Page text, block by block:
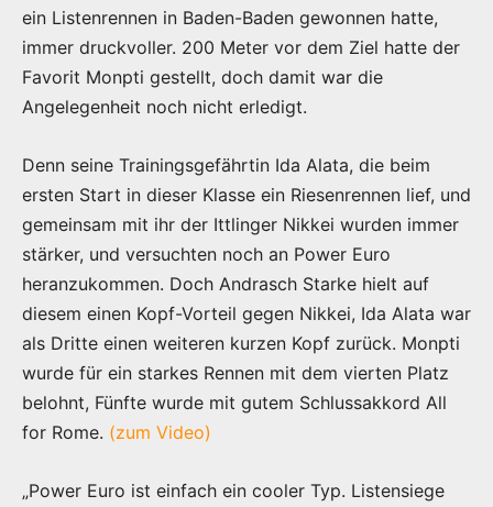
ein Listenrennen in Baden-Baden gewonnen hatte,
immer druckvoller. 200 Meter vor dem Ziel hatte der
Favorit Monpti gestellt, doch damit war die
Angelegenheit noch nicht erledigt.
Denn seine Trainingsgefährtin Ida Alata, die beim
ersten Start in dieser Klasse ein Riesenrennen lief, und
gemeinsam mit ihr der Ittlinger Nikkei wurden immer
stärker, und versuchten noch an Power Euro
heranzukommen. Doch Andrasch Starke hielt auf
diesem einen Kopf-Vorteil gegen Nikkei, Ida Alata war
als Dritte einen weiteren kurzen Kopf zurück. Monpti
wurde für ein starkes Rennen mit dem vierten Platz
belohnt, Fünfte wurde mit gutem Schlussakkord All
for Rome. (zum Video)
„Power Euro ist einfach ein cooler Typ. Listensiege